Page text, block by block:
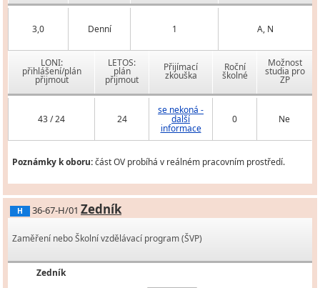
3,0 Denní 1 A, N
LONI:
přihlášení/plán
přijmout
LETOS:
plán
přijmout
Přijímací
zkouška
Roční
školné
Možnost
studia pro
ZP
43 / 24 24
se nekoná -
další
informace
0 Ne
Poznámky k oboru:část OV probíhá v reálném pracovním prostředí.
H 36-67-H/01 Zedník
Zaměření nebo Školní vzdělávací program (ŠVP)
Zedník